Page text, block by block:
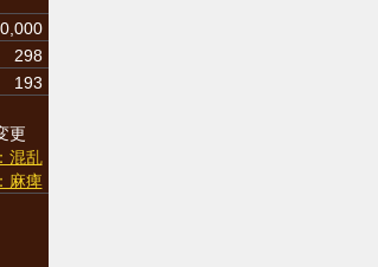
298
193
更
混乱
麻痺